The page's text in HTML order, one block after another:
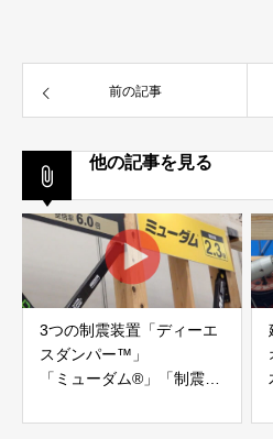
前の記事
他の記事を見る
3つの制震装置「ディーエ
スダンパー™」
「ミューダム®」「制震テ
アイディールブレーン株式